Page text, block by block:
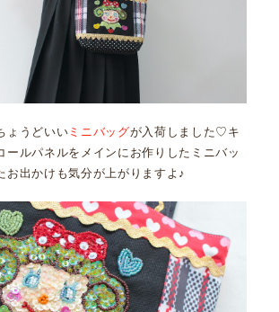
ょうどいいミニバッグが入荷しました♡キ
ールパネルをメインにお作りしたミニバッ
お出かけも気分が上がりますよ♪